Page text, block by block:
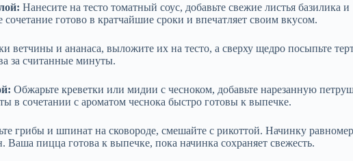
Нанесите на тесто томатный соус, добавьте свежие листья базилика и
готово в кратчайшие сроки и впечатляет своим вкусом.
ветчины и ананаса, выложите их на тесто, а сверху щедро посыпьте
за считанные минуты.
Обжарьте креветки или мидии с чесноком, добавьте нарезанную
в сочетании с ароматом чеснока быстро готовы к выпечке.
грибы и шпинат на сковороде, смешайте с рикоттой. Начинку
Ваша пицца готова к выпечке, пока начинка сохраняет свежесть.